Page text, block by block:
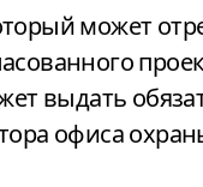
может
выдать
офиса